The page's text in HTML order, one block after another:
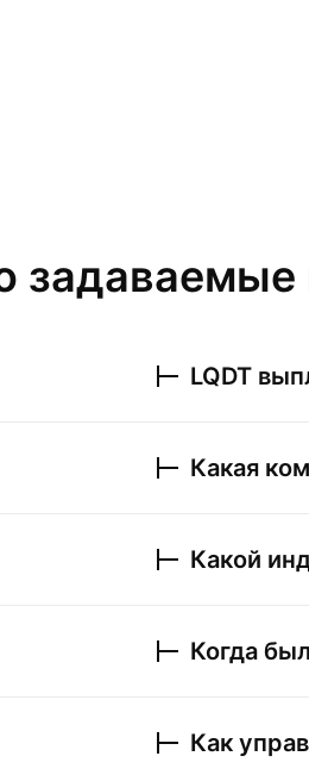
LQDT
Какая
Какой
Когда
Как